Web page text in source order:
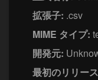
拡張子: .csv
MIME タイプ:
開発元:
最初のリリー